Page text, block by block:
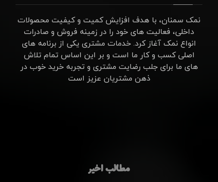
نمک سمنان، با هدف افزایش کمیت و کیفیت محصولات
داخلی، فعالیت های خود را در زمینه فروش و صادرات
انواع نمک آغاز کرد. خدمات مشتری یکی از برنامه های
اصلی کسب و کار ما است و بر این اساس تمام تلاش
های ما برای جلب رضایت مشتری و تجربه خرید خوب در
ذهن مشتریان عزیز است
مطالب اخیر